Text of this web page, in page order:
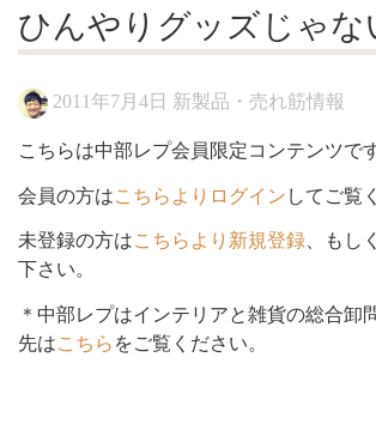
ひんやりグッズじゃな
2011年7月4日 新製品・売れ筋情報
こちらは中部レプ会員限定コンテンツです
会員の方はこちらよりログイン してご覧
未登録の方はこちらより新規登録、もし
下さい。
＊中部レプはインテリアと雑貨の総合卸
先はこちら をご覧ください。